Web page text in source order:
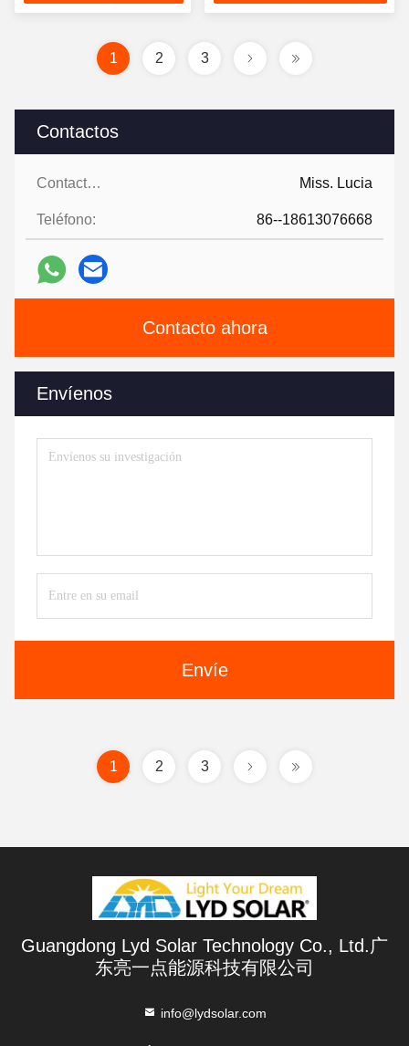
Contactos
Contactos: Miss. Lucia
Teléfono: 86--18613076668
Contacto ahora
Envíenos
Envíe
1 2 3
1 2 3
Guangdong Lyd Solar Technology Co., Ltd.广
东亮一点能源科技有限公司
info@lydsolar.com